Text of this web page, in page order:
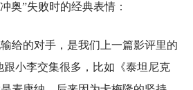
奥”失败时的经典表情：
给的对手，是我们上一篇影评里的
跟小李交集很多，比如《泰坦尼克